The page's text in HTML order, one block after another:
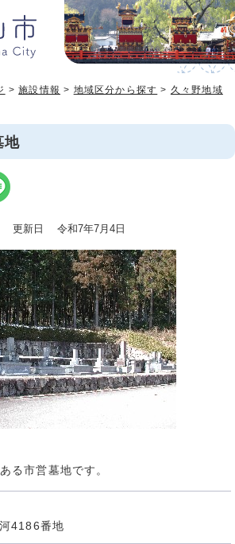
>施設情報 > 地域区分から探す > 久々野地域
地
更新日 令和7年7月4日
る市営墓地です。
4186番地